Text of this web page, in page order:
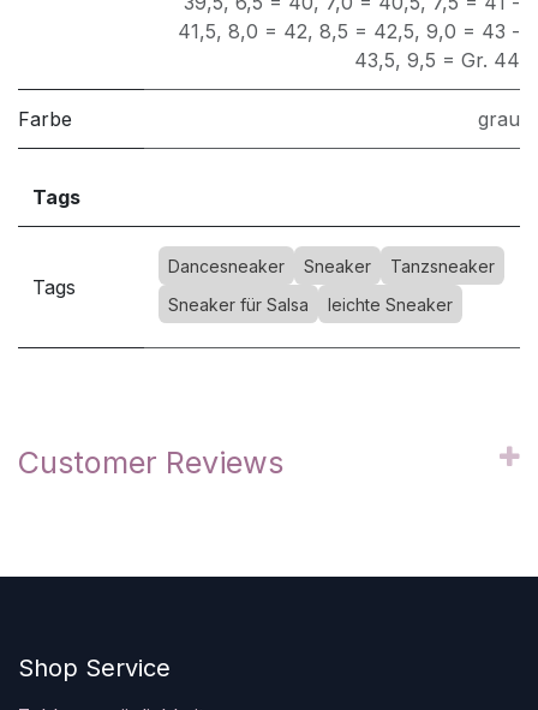
41,5, 8,0 = 42, 8,5 = 42,5, 9,0 = 43 -
43,5, 9,5 = Gr. 44
Farbe grau
Tags
Tags
Dancesneaker Sneaker
Tanzsneaker
Sneaker für Salsa
leichte Sneaker
Customer Reviews
Shop Service